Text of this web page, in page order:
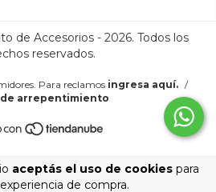
aceptás el uso de cookiespara
de compra.
de Accesorios - 2026. Todos los
reservados.
Para reclamos ingresa aquí. /
arrepentimiento